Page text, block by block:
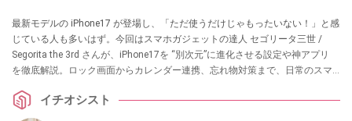
最新モデルの iPhone17 が登場し、「ただ使うだけじゃもったいない！」と感
じている人も多いはず。今回はスマホガジェットの達人 セゴリータ三世 /
Segorita the 3rd さんが、iPhone17を “別次元”に進化させる設定や神アプリ
を徹底解説。ロック画面からカレンダー連携、忘れ物対策まで、日常のスマ
の古参ユーザーも「あ、これ知らなかった！」と驚く内容満載です。
イチオシスト